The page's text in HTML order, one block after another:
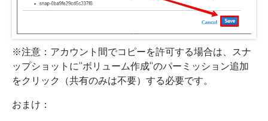
※注意：アカウント間でコピーを許可する場合は、スナ
ップショットに”ボリューム作成”のパーミッション追加
をクリック（共有のみは不要）する必要です。
おまけ：